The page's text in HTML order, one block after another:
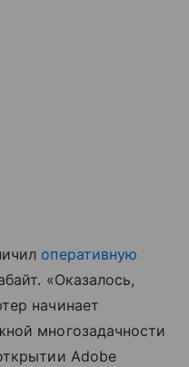
оперативную
«Оказалось,
начинает
многозадачности
Adobe